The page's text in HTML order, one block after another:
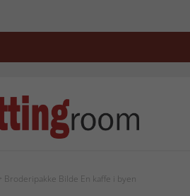
> Broderipakke Bilde En kaffe i byen